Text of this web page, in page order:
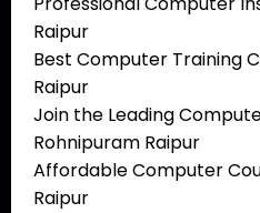
Raipur
Best Computer Training
Raipur
Join the Leading
Rohnipuram Raipur
Affordable Computer
Raipur